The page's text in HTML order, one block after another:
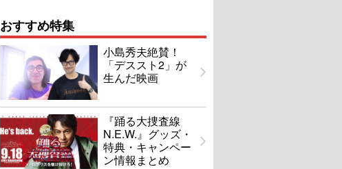
おすすめ特集
小島秀夫絶賛！
「デススト2」が
生んだ映画
『踊る大捜査線
N.E.W.』グッズ・
特典・キャンペー
ン情報まとめ